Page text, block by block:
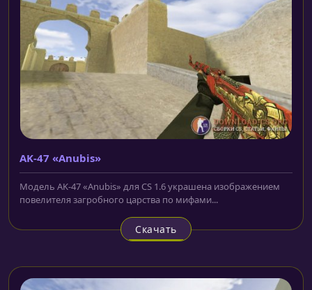
AK-47 «Anubis»
Модель AK-47 «Anubis» для CS 1.6 украшена изображением
повелителя загробного царства по мифами...
Скачать